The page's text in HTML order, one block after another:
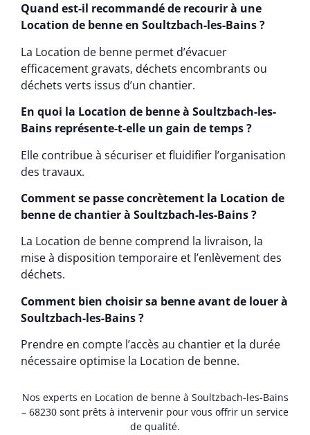
Quand est-il recommandé de recourir à une
Location de benne en Soultzbach-les-Bains ?
La Location de benne permet d’évacuer
efficacement gravats, déchets encombrants ou
déchets verts issus d’un chantier.
En quoi la Location de benne à Soultzbach-les-
Bains représente-t-elle un gain de temps ?
Elle contribue à sécuriser et fluidifier l’organisation
des travaux.
Comment se passe concrètement la Location de
benne de chantier à Soultzbach-les-Bains ?
La Location de benne comprend la livraison, la
mise à disposition temporaire et l’enlèvement des
déchets.
Comment bien choisir sa benne avant de louer à
Soultzbach-les-Bains ?
Prendre en compte l’accès au chantier et la durée
nécessaire optimise la Location de benne.
Nos experts en Location de benne à Soultzbach-les-Bains
– 68230 sont prêts à intervenir pour vous offrir un service
de qualité.